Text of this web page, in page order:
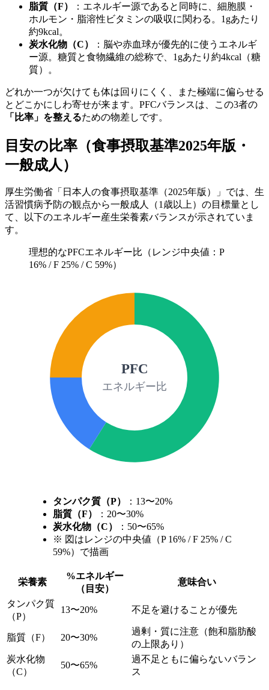
脂質（F）
：エネルギー源であると同時に、細胞膜・
ホルモン・脂溶性ビタミンの吸収に関わる。1gあたり
約9kcal。
炭水化物（C）
：脳や赤血球が優先的に使うエネルギ
ー源。糖質と食物繊維の総称で、1gあたり約4kcal（糖
質）。
どれか一つが欠けても体は回りにくく、また極端に偏らせる
とどこかにしわ寄せが来ます。PFCバランスは、この3者の
「比率」を整えるための物差しです。
目安の比率（食事摂取基準2025年版・
一般成人）
厚生労働省「日本人の食事摂取基準（2025年版）」では、生
活習慣病予防の観点から一般成人（1歳以上）の目標量とし
て、以下のエネルギー産生栄養素バランスが示されていま
す。
理想的なPFCエネルギー比（レンジ中央値：P
16% / F 25% / C 59%）
PFC
エネルギー比
タンパク質（P）
：13〜20%
脂質（F）
：20〜30%
炭水化物（C）
：50〜65%
※ 図はレンジの中央値（P 16% / F 25% / C
59%）で描画
栄養素
%エネルギー
（目安）
意味合い
タンパク質
（P）
13〜20% 不足を避けることが優先
脂質（F） 20〜30%
過剰・質に注意（飽和脂肪酸
の上限あり）
炭水化物
（C）
50〜65%
過不足ともに偏らないバラン
ス